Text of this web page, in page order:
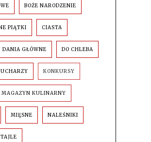
BOŻE NARODZENIE
PIĄTKI CIASTA
DANIA GŁÓWNE DO CHLEBA
KONKURSY
MAGAZYN KULINARNY
MIĘSNE NALEŚNIKI